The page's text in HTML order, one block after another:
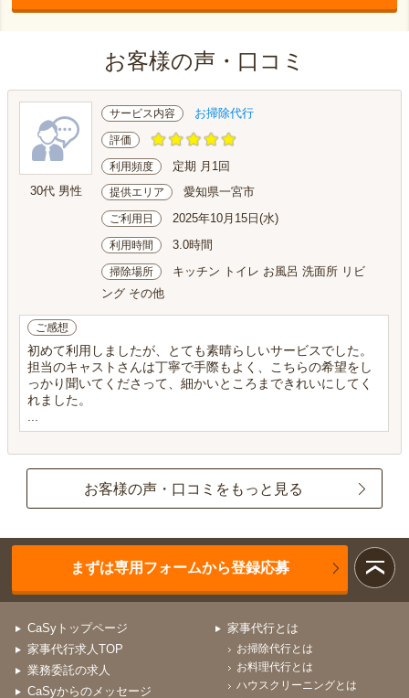
お客様の声・口コミ
30代 男性
サービス内容 お掃除代行
評価
利用頻度 定期 月1回
提供エリア 愛知県一宮市
ご利用日 2025年10月15日(水)
利用時間 3.0時間
掃除場所
キッチン トイレ お風呂 洗面所 リビ
ング その他
ご感想
初めて利用しましたが、とても素晴らしいサービスでした。
担当のキャストさんは丁寧で手際もよく、こちらの希望をし
っかり聞いてくださって、細かいところまできれいにしてく
れました。
お客様の声・口コミをもっと見る
まずは専用フォームから登録応募
CaSyトップページ
家事代行求人TOP
業務委託の求人
CaSyからのメッセージ
家事代行とは
お掃除代行とは
お料理代行とは
ハウスクリーニングとは